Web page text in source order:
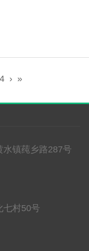
4 › »
镇莼乡路287号
七村50号